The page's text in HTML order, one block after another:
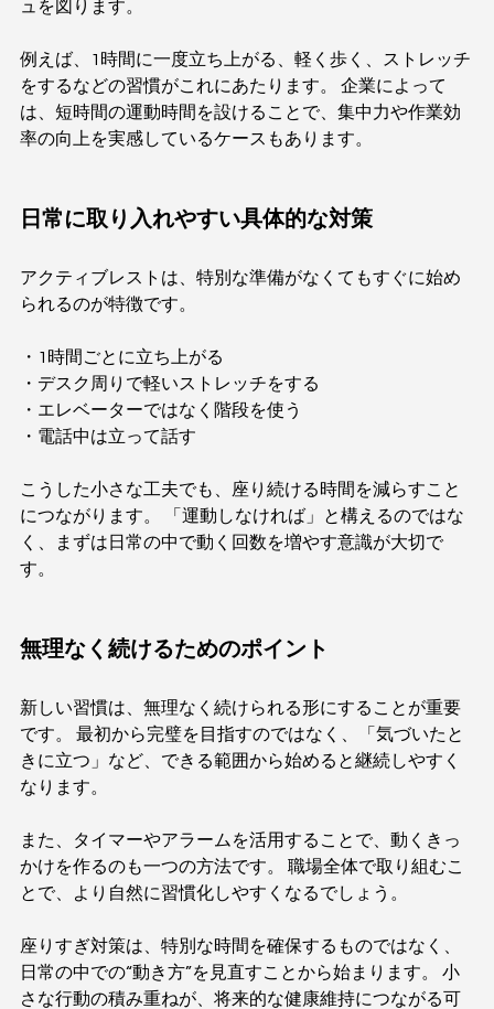
ュを図ります。
例えば、1時間に一度立ち上がる、軽く歩く、ストレッチ
をするなどの習慣がこれにあたります。 企業によって
は、短時間の運動時間を設けることで、集中力や作業効
率の向上を実感しているケースもあります。
日常に取り入れやすい具体的な対策
アクティブレストは、特別な準備がなくてもすぐに始め
られるのが特徴です。
・1時間ごとに立ち上がる
・デスク周りで軽いストレッチをする
・エレベーターではなく階段を使う
・電話中は立って話す
こうした小さな工夫でも、座り続ける時間を減らすこと
につながります。 「運動しなければ」と構えるのではな
く、まずは日常の中で動く回数を増やす意識が大切で
す。
無理なく続けるためのポイント
新しい習慣は、無理なく続けられる形にすることが重要
です。 最初から完璧を目指すのではなく、「気づいたと
きに立つ」など、できる範囲から始めると継続しやすく
なります。
また、タイマーやアラームを活用することで、動くきっ
かけを作るのも一つの方法です。 職場全体で取り組むこ
とで、より自然に習慣化しやすくなるでしょう。
座りすぎ対策は、特別な時間を確保するものではなく、
日常の中での“動き方”を見直すことから始まります。 小
さな行動の積み重ねが、将来的な健康維持につながる可